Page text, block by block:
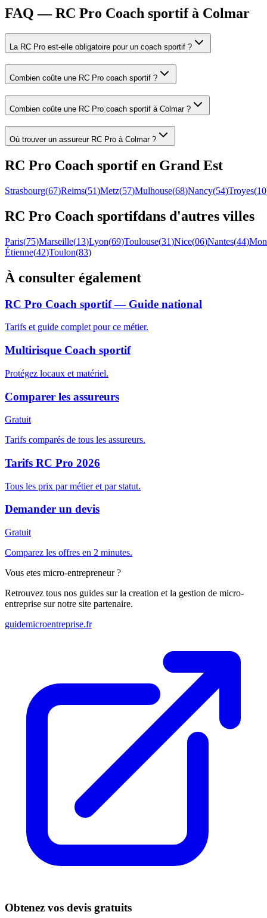
FAQ — RC Pro Coach sportif à Colmar
La RC Pro est-elle obligatoire pour un coach sportif ?
Combien coûte une RC Pro coach sportif ?
Combien coûte une RC Pro coach sportif à Colmar ?
Où trouver un assureur RC Pro à Colmar ?
RC Pro Coach sportifen Grand Est
Strasbourg(67)Reims(51)Metz(57)Mulhouse(68)Nancy(54)Troyes(10
RC Pro Coach sportifdans d'autres villes
Paris(75)Marseille(13)Lyon(69)Toulouse(31)Nice(06)Nantes(44)
Étienne(42)Toulon(83)
À consulter également
RC Pro Coach sportif — Guide national
Tarifs et guide complet pour ce métier.
Multirisque Coach sportif
Protégez locaux et matériel.
Comparer les assureurs
Gratuit
Tarifs comparés de tous les assureurs.
Tarifs RC Pro 2026
Tous les prix par métier et par statut.
Demander un devis
Gratuit
Comparez les offres en 2 minutes.
Vous etes micro-entrepreneur ?
Retrouvez tous nos guides sur la creation et la gestion de micro-
entreprise sur notre site partenaire.
guidemicroentreprise.fr
Obtenez vos devis gratuits